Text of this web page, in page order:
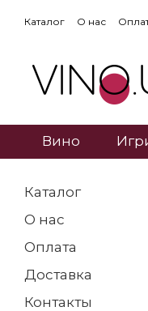
Каталог О нас
Вино
Каталог
О нас
Оплата
Доставка
Контакты